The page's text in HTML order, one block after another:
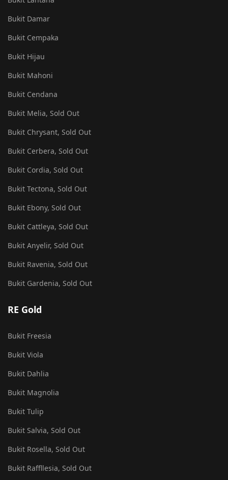
Bukit Damar
Bukit Cempaka
Bukit Hijau
Bukit Mahoni
Bukit Cendana
Bukit Melia, Sold Out
Bukit Chrysant, Sold Out
Bukit Cerbera, Sold Out
Bukit Cordia, Sold Out
Bukit Tectona, Sold Out
Bukit Ebony, Sold Out
Bukit Cattleya, Sold Out
Bukit Anyelir, Sold Out
Bukit Ravenia, Sold Out
Bukit Gardenia, Sold Out
RE Gold
Bukit Freesia
Bukit Viola
Bukit Dahlia
Bukit Magnolia
Bukit Tulip
Bukit Salvia, Sold Out
Bukit Rosella, Sold Out
Bukit Raffllesia, Sold Out